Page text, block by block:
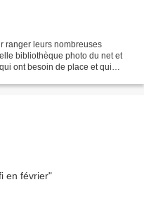
ranger leurs nombreuses
bibliothèque photo du net et
ont besoin de place et qui